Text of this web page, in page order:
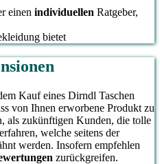
einen individuellen Ratgeber,
bietet
Kauf eines Dirndl Taschen
von Ihnen erworbene Produkt zu
als zukünftigen Kunden, die tolle
welche seitens der
werden. Insofern empfehlen
zurückgreifen.